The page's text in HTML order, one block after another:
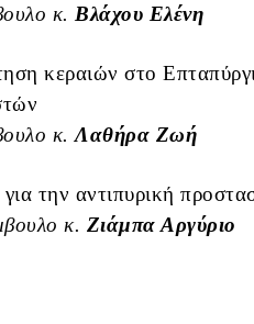
κ. Βλάχου Ελένη
κεραιών στο
κ. Λαθήρα Ζωή
την αντιπυρική
κ. Ζιάμπα Αργύριο